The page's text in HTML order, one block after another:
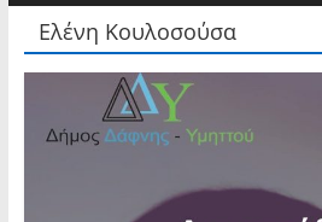
Ελένη Κουλοσούσα